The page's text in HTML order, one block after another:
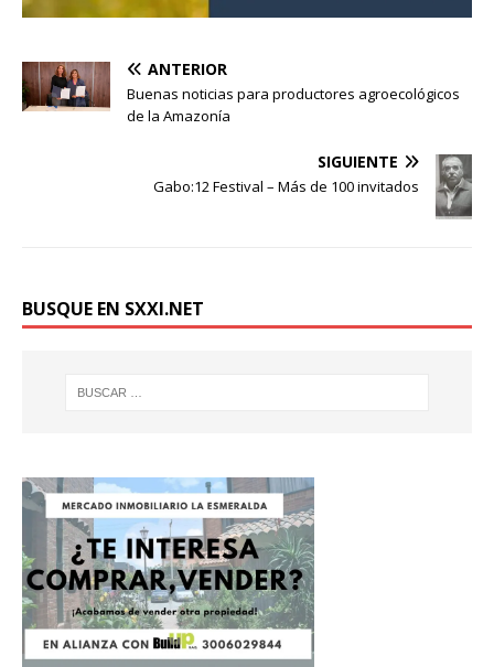
ANTERIOR
Buenas noticias para productores agroecológicos
de la Amazonía
SIGUIENTE
Gabo:12 Festival – Más de 100 invitados
BUSQUE EN SXXI.NET